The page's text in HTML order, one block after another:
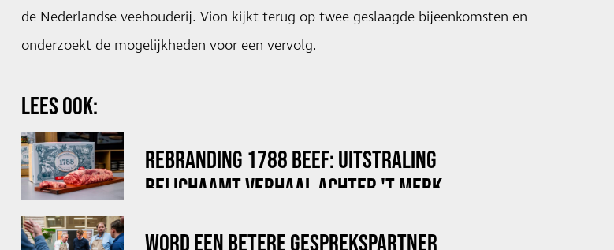
de Nederlandse veehouderij. Vion kijkt terug op twee geslaagde bijeenkomsten en
onderzoekt de mogelijkheden voor een vervolg.
LEES OOK:
REBRANDING 1788 BEEF: UITSTRALING
BELICHAAMT VERHAAL ACHTER 'T MERK
WORD EEN BETERE GESPREKSPARTNER